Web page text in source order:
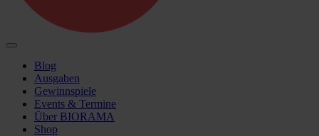
Blog
Ausgaben
Gewinnspiele
Events & Termine
Über BIORAMA
Shop